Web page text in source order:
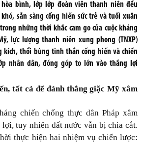
bình, lớp lớp đoàn viên thanh niên đều
sẵn sàng cống hiến sức trẻ và tuổi xuân
những thời khắc cam go của cuộc kháng
lực lượng thanh niên xung phong (TNXP)
kích, thổi bùng tinh thần cống hiến và chiến
nhân dân, đóng góp to lớn vào thắng lợi
tất cả để đánh thắng giặc Mỹ xâm
chiến chống thực dân Pháp xâm
tuy nhiên đất nước vẫn bị chia cắt.
thực hiện hai nhiệm vụ chiến lược: